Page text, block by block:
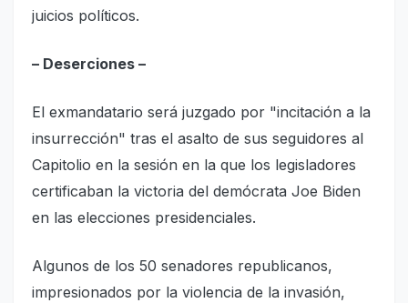
juicios políticos.
– Deserciones –
El exmandatario será juzgado por "incitación a la
insurrección" tras el asalto de sus seguidores al
Capitolio en la sesión en la que los legisladores
certificaban la victoria del demócrata Joe Biden
en las elecciones presidenciales.
Algunos de los 50 senadores republicanos,
impresionados por la violencia de la invasión,